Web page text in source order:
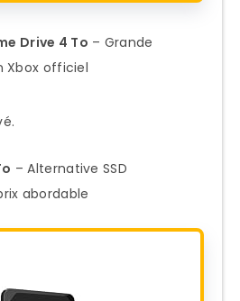
Drive 4 To – Grande
Xbox officiel
– Alternative SSD
abordable